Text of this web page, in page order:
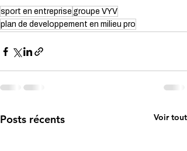
sport en entreprise groupe VYV
plan de developpement en milieu pro
Posts récents Voir tout